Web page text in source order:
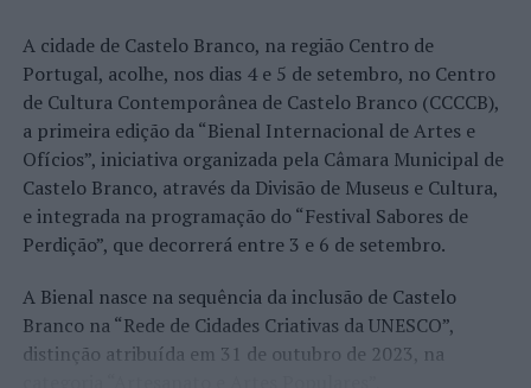
A cidade de Castelo Branco, na região Centro de
Portugal, acolhe, nos dias 4 e 5 de setembro, no Centro
de Cultura Contemporânea de Castelo Branco (CCCCB),
a primeira edição da “Bienal Internacional de Artes e
Ofícios”, iniciativa organizada pela Câmara Municipal de
Castelo Branco, através da Divisão de Museus e Cultura,
e integrada na programação do “Festival Sabores de
Perdição”, que decorrerá entre 3 e 6 de setembro.
A Bienal nasce na sequência da inclusão de Castelo
Branco na “Rede de Cidades Criativas da UNESCO”,
distinção atribuída em 31 de outubro de 2023, na